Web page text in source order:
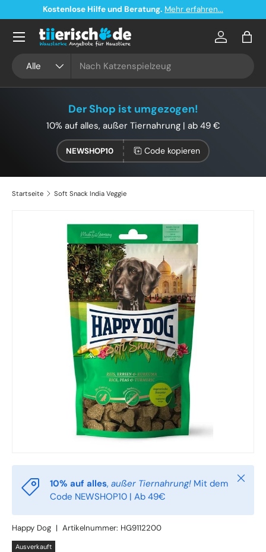
Direkt zum Inhalt
Kostenlose Hilfe und Beratung. Mehr erfahren...
Alle
Konto
Der Shop ist umgezogen!
10% auf alles, außer Tiernahrung | ab 49 €
NEWSHOP10 Code kopieren
Startseite Soft Snack India Veggie
Zu Produktinformationen springen
10% auf alles, außer Tiernahrung! Mit dem
Code NEWSHOP10 | Ab 49€
Happy Dog | Artikelnummer: HG9112200
Ausverkauft